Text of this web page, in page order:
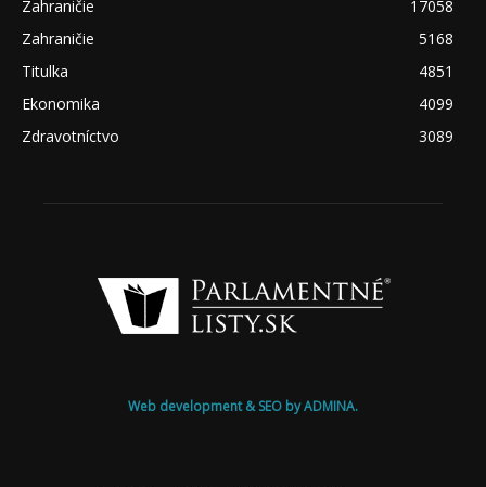
Zahraničie
17058
Zahraničie
5168
Titulka
4851
Ekonomika
4099
Zdravotníctvo
3089
Web development & SEO by ADMINA.